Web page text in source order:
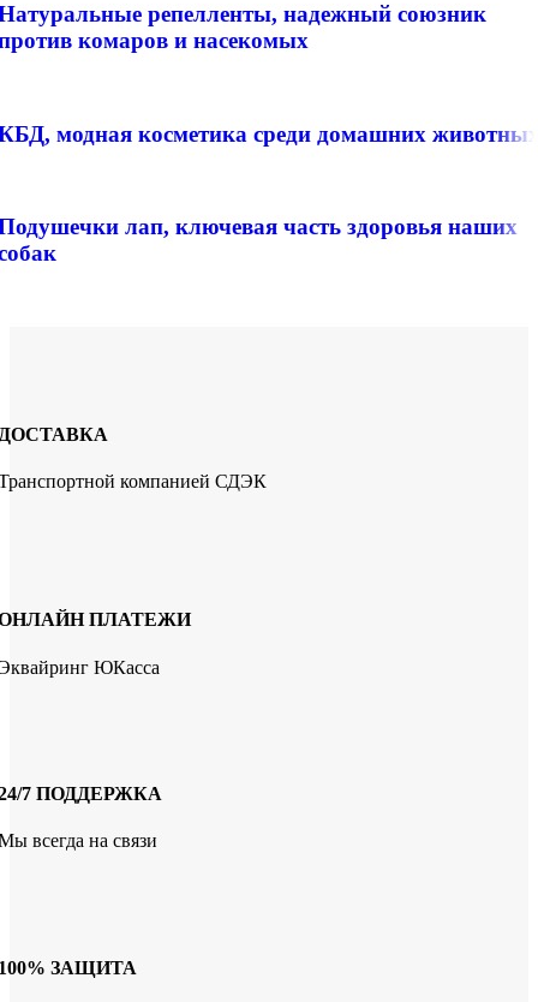
репелленты, надежный союзник
комаров и насекомых
модная косметика среди домашних
лап, ключевая часть здоровья наших
компанией СДЭК
ПЛАТЕЖИ
ЮКасса
7 ПОДДЕРЖКА
всегда на связи
ЗАЩИТА